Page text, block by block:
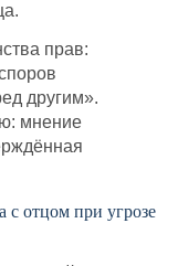
прав:
другим».
мнение
с отцом при угрозе